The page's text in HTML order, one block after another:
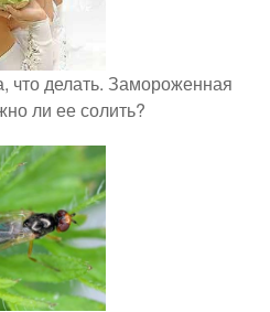
что делать. Замороженная
ли ее солить?